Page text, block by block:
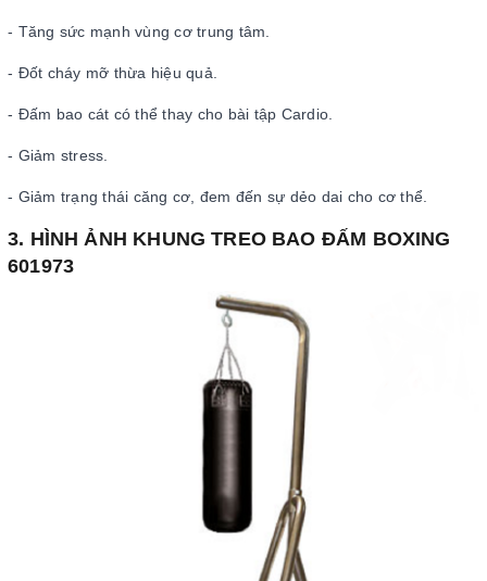
- Tăng sức mạnh vùng cơ trung tâm.
- Đốt cháy mỡ thừa hiệu quả.
- Đấm bao cát có thể thay cho bài tập Cardio.
- Giảm stress.
- Giảm trạng thái căng cơ, đem đến sự dẻo dai cho cơ thể.
3. HÌNH ẢNH KHUNG TREO BAO ĐẤM BOXING
601973